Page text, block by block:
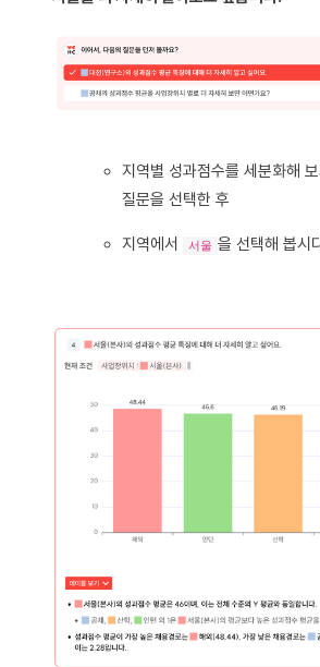
지역별 성과점수를 세분화해
질문을 선택한 후
지역에서 서울 을 선택해 봅시